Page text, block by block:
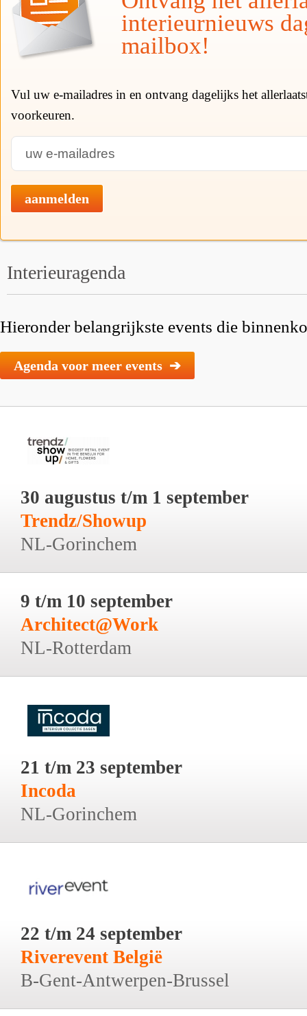
interieurnieuws
mailbox!
Vul uw e-mailadres in en ontvang dagelijks het
voorkeuren.
aanmelden
Interieuragenda
Hieronder belangrijkste events die
Agenda voor meer events ➔
30 augustus t/m 1 september
Trendz/Showup
NL-Gorinchem
9 t/m 10 september
Architect@Work
NL-Rotterdam
21 t/m 23 september
Incoda
NL-Gorinchem
22 t/m 24 september
Riverevent België
B-Gent-Antwerpen-Brussel